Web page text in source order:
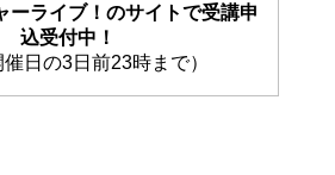
ーライブ！のサイトで受講申
込受付中！
催日の3日前23時まで）